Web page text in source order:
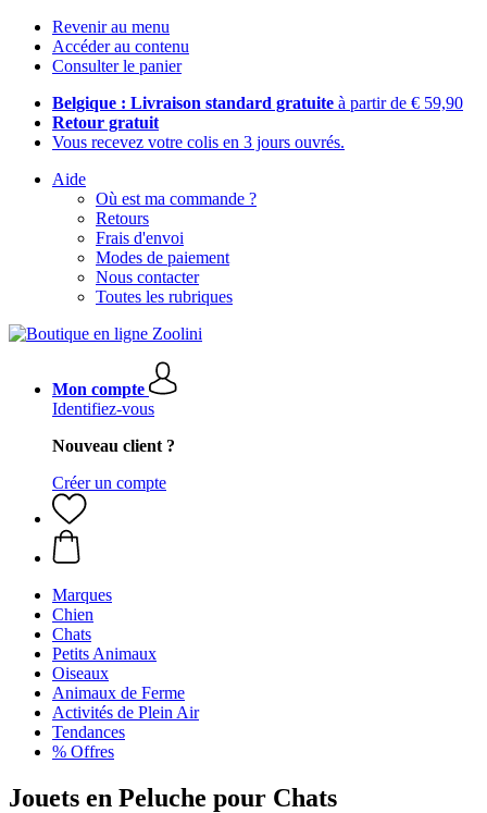
Revenir au menu
Accéder au contenu
Consulter le panier
Belgique : Livraison standard gratuite à partir de € 59,90
Retour gratuit
Vous recevez votre colis en 3 jours ouvrés.
Aide
Où est ma commande ?
Retours
Frais d'envoi
Modes de paiement
Nous contacter
Toutes les rubriques
Mon compte
Identifiez-vous
Nouveau client ?
Créer un compte
Marques
Chien
Chats
Petits Animaux
Oiseaux
Animaux de Ferme
Activités de Plein Air
Tendances
% Offres
Jouets en Peluche pour Chats